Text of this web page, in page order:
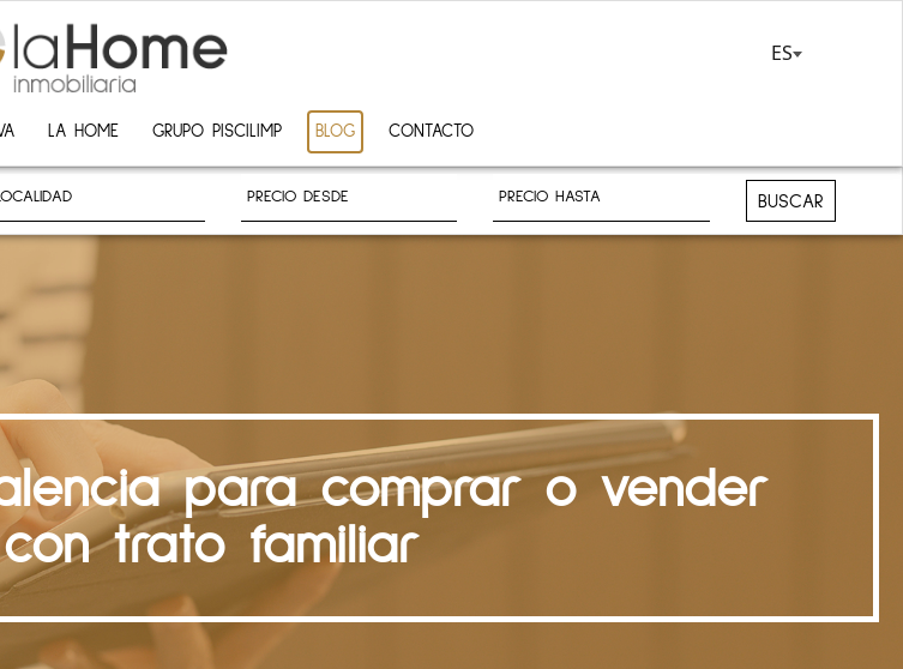
ES
LA HOME GRUPO PISCILIMP BLOG CONTACTO
BUSCAR
para comprar o vender
trato familiar